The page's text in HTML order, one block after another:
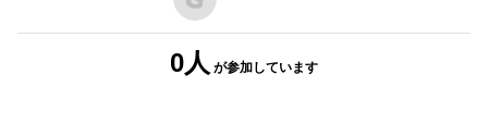
0人 が参加しています